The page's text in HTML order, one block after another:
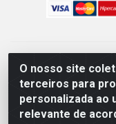
O nosso site
terceiros para
personalizada ao
relevante de
WING
DE
PATRÍCIA